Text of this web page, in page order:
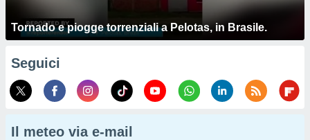
Tornado e piogge torrenziali a Pelotas, in Brasile.
Seguici
Il meteo via e-mail